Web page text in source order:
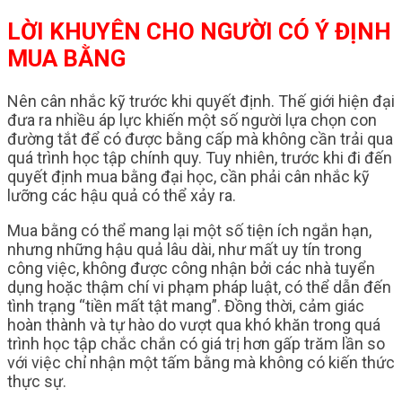
LỜI KHUYÊN CHO NGƯỜI CÓ Ý ĐỊNH
MUA BẰNG
Nên cân nhắc kỹ trước khi quyết định. Thế giới hiện đại
đưa ra nhiều áp lực khiến một số người lựa chọn con
đường tắt để có được bằng cấp mà không cần trải qua
quá trình học tập chính quy. Tuy nhiên, trước khi đi đến
quyết định mua bằng đại học, cần phải cân nhắc kỹ
lưỡng các hậu quả có thể xảy ra.
Mua bằng có thể mang lại một số tiện ích ngắn hạn,
nhưng những hậu quả lâu dài, như mất uy tín trong
công việc, không được công nhận bởi các nhà tuyển
dụng hoặc thậm chí vi phạm pháp luật, có thể dẫn đến
tình trạng “tiền mất tật mang”. Đồng thời, cảm giác
hoàn thành và tự hào do vượt qua khó khăn trong quá
trình học tập chắc chắn có giá trị hơn gấp trăm lần so
với việc chỉ nhận một tấm bằng mà không có kiến thức
thực sự.